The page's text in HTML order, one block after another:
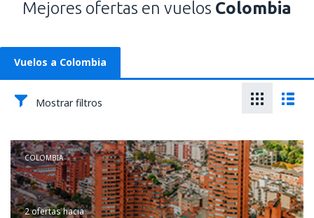
Mejores ofertas en vuelos Colombia
Vuelos a Colombia
Mostrar filtros
COLOMBIA
2 ofertashacia